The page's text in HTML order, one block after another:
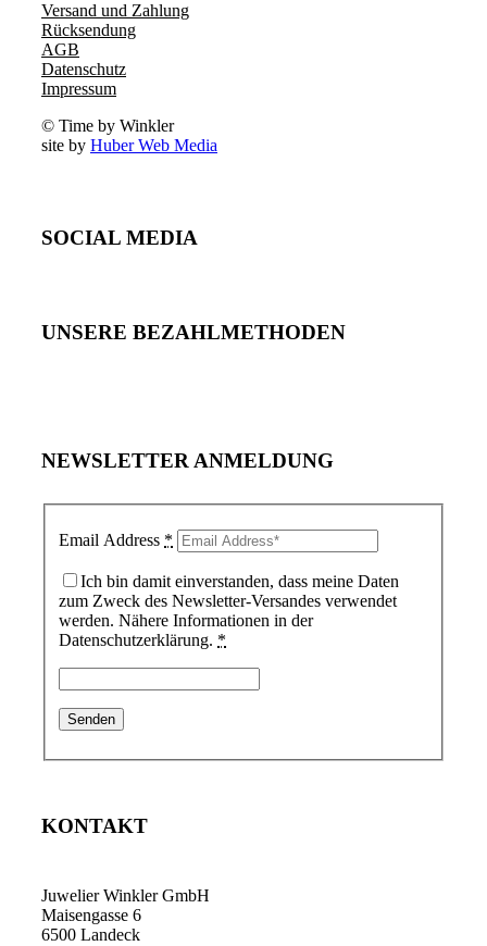
Versand und Zahlung
Rücksendung
AGB
Datenschutz
Impressum
© Time by Winkler
site by Huber Web Media
SOCIAL MEDIA
UNSERE BEZAHLMETHODEN
NEWSLETTER ANMELDUNG
Email Address *
Ich bin damit einverstanden, dass meine Daten
zum Zweck des Newsletter-Versandes verwendet
werden. Nähere Informationen in der
Datenschutzerklärung. *
KONTAKT
Juwelier Winkler GmbH
Maisengasse 6
6500 Landeck